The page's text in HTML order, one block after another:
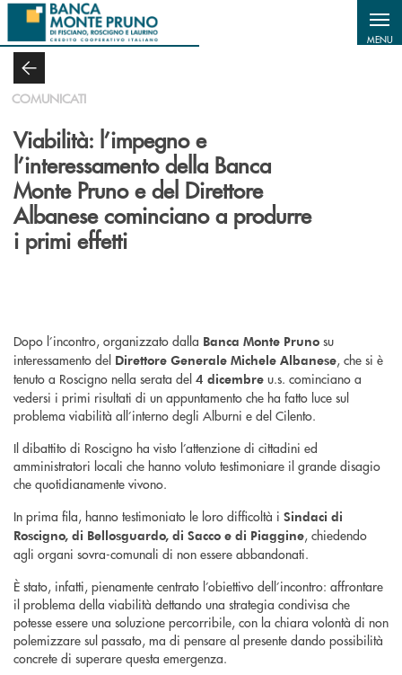
Salta al contenuto principale
MENU
COMUNICATI
Viabilità: l’impegno e
l’interessamento della Banca
Monte Pruno e del Direttore
Albanese cominciano a produrre
i primi effetti
Dopo l’incontro, organizzato dalla Banca Monte Pruno su
interessamento del Direttore Generale Michele Albanese, che si è
tenuto a Roscigno nella serata del 4 dicembre u.s. cominciano a
vedersi i primi risultati di un appuntamento che ha fatto luce sul
problema viabilità all’interno degli Alburni e del Cilento.
Il dibattito di Roscigno ha visto l’attenzione di cittadini ed
amministratori locali che hanno voluto testimoniare il grande disagio
che quotidianamente vivono.
In prima fila, hanno testimoniato le loro difficoltà i Sindaci di
Roscigno, di Bellosguardo, di Sacco e di Piaggine, chiedendo
agli organi sovra-comunali di non essere abbandonati.
È stato, infatti, pienamente centrato l’obiettivo dell’incontro: affrontare
il problema della viabilità dettando una strategia condivisa che
potesse essere una soluzione percorribile, con la chiara volontà di non
polemizzare sul passato, ma di pensare al presente dando possibilità
concrete di superare questa emergenza.